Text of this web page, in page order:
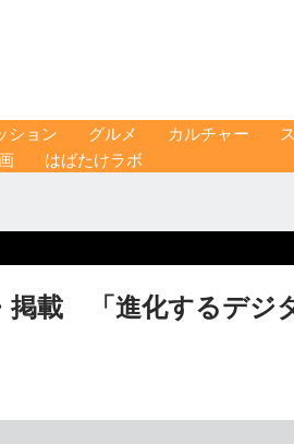
ション グルメ カルチャー
はばたけラボ
掲載 「進化するデジ